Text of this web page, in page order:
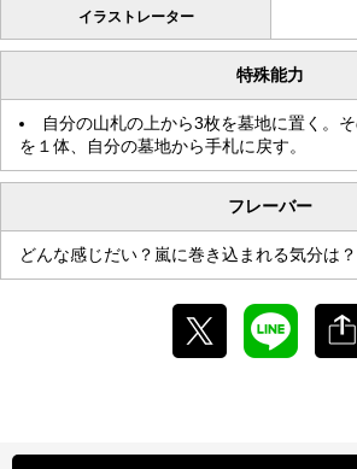
イラストレーター
特殊能力
自分の山札の上から3枚を墓地に置く。
を１体、自分の墓地から手札に戻す。
フレーバー
どんな感じだい？嵐に巻き込まれる気分は？